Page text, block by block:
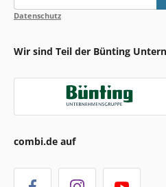
Datenschutz
Wir sind Teil der Bünting
combi.de auf